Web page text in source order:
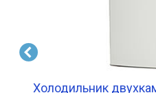
Холодильник